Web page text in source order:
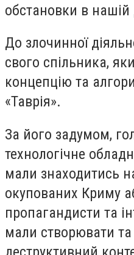
обстановки в нашій
До злочинної
свого спільника,
концепцію та
«Таврія».
За його задумом,
технологічне
мали знаходитись
окупованих Криму
пропагандисти та
мали створювати та